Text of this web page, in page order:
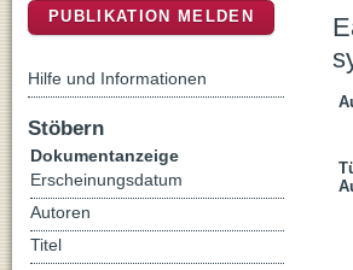
PUBLIKATION MELDEN
Hilfe und Informationen
Stöbern
Dokumentanzeige
Erscheinungsdatum
Autoren
Titel